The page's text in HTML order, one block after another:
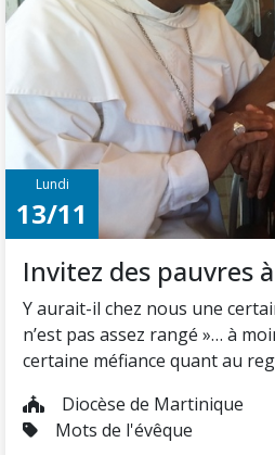
Lundi
13/11
Invitez des pauvres
Y aurait-il chez nous une
n’est pas assez rangé »… à
certaine méfiance quant au
Diocèse de Martinique
Mots de l'évêque